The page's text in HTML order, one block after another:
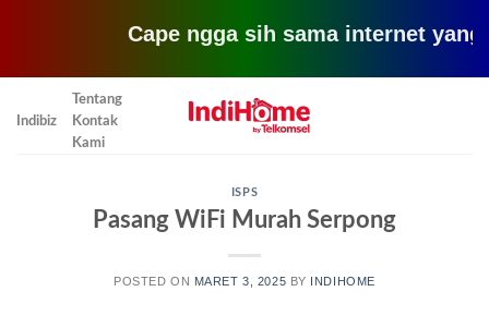
Cape ngga sih sama internet yang
Indibiz
Tentang
Kontak
Kami
ISPS
Pasang WiFi Murah Serpong
POSTED ON MARET 3, 2025 BY INDIHOME